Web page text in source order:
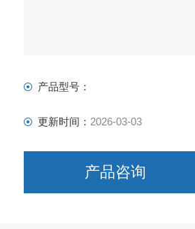
：c51693631
产品型号：
更新时间： 2026-03-03
产品咨询